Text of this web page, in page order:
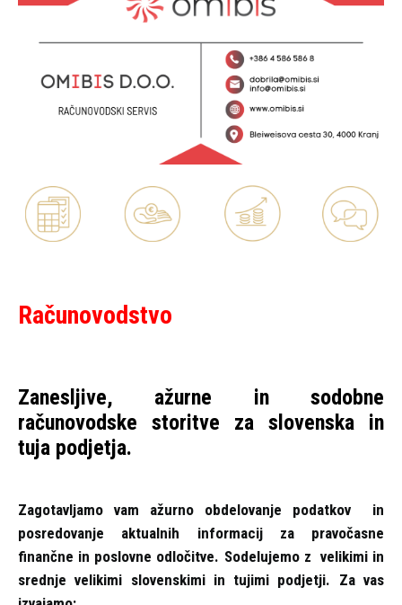
Računovodstvo
Zanesljive, ažurne in sodobne
računovodske storitve za slovenska in
tuja podjetja.
Zagotavljamo vam ažurno obdelovanje podatkov in
posredovanje aktualnih informacij za pravočasne
finančne in poslovne odločitve. Sodelujemo z velikimi in
srednje velikimi slovenskimi in tujimi podjetji. Za vas